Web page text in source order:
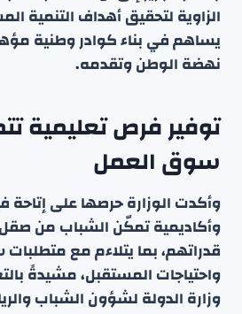
الزاوية لتحقيق أهداف التنمية
يساهم في بناء كوادر وطنية
نهضة الوطن وتقدمه.
توفير فرص تعليمية
سوق العمل
وأكدت الوزارة حرصها على إتاحة
وأكاديمية تمكّن الشباب من
قدراتهم، بما يتلاءم مع
واحتياجات المستقبل، مشيدةً
وزارة الدولة لشؤون الشباب